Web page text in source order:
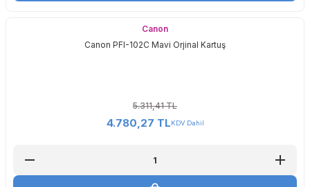
Canon
Canon PFI-102C Mavi Orjinal Kartuş
5.311,41 TL
4.780,27 TLKDV Dahil